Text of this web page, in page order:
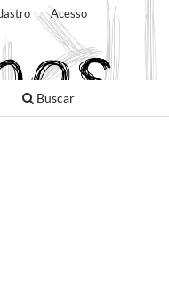
Buscar
Acesso